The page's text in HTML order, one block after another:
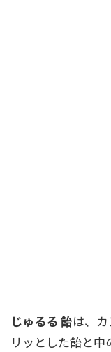
じゅるる 飴は、
リッとした飴と